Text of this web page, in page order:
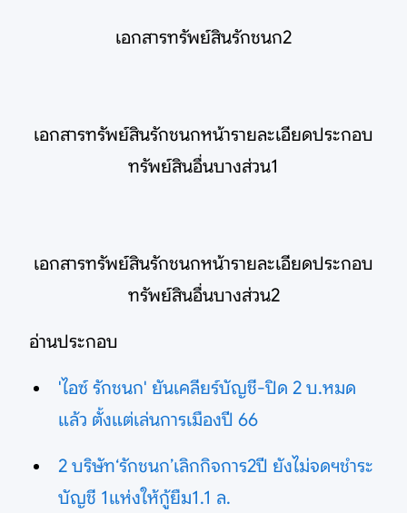
เอกสารทรัพย์สินรักชนก2
เอกสารทรัพย์สินรักชนกหน้ารายละเอียดประกอบ
ทรัพย์สินอื่นบางส่วน1
เอกสารทรัพย์สินรักชนกหน้ารายละเอียดประกอบ
ทรัพย์สินอื่นบางส่วน2
อ่านประกอบ
'ไอซ์ รักชนก' ยันเคลียร์บัญชี-ปิด 2 บ.หมด
แล้ว ตั้งแต่เล่นการเมืองปี 66
2 บริษัท‘รักชนก’เลิกกิจการ2ปี ยังไม่จดฯชำระ
บัญชี 1แห่งให้กู้ยืม1.1 ล.